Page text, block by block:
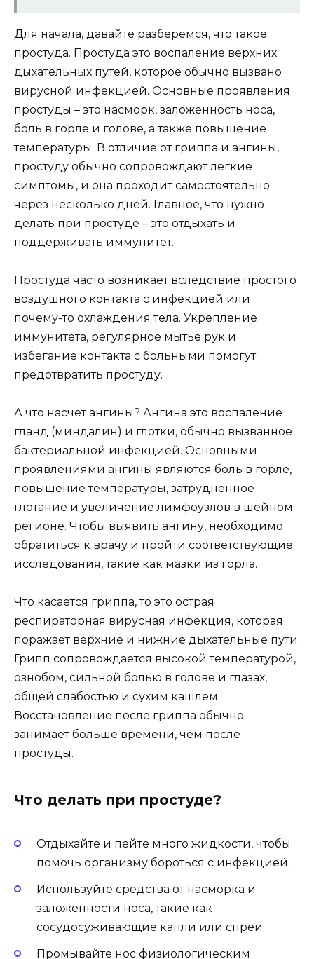
Для начала, давайте разберемся, что такое
простуда. Простуда это воспаление верхних
дыхательных путей, которое обычно вызвано
вирусной инфекцией. Основные проявления
простуды – это насморк, заложенность носа,
боль в горле и голове, а также повышение
температуры. В отличие от гриппа и ангины,
простуду обычно сопровождают легкие
симптомы, и она проходит самостоятельно
через несколько дней. Главное, что нужно
делать при простуде – это отдыхать и
поддерживать иммунитет.
Простуда часто возникает вследствие простого
воздушного контакта с инфекцией или
почему-то охлаждения тела. Укрепление
иммунитета, регулярное мытье рук и
избегание контакта с больными помогут
предотвратить простуду.
А что насчет ангины? Ангина это воспаление
гланд (миндалин) и глотки, обычно вызванное
бактериальной инфекцией. Основными
проявлениями ангины являются боль в горле,
повышение температуры, затрудненное
глотание и увеличение лимфоузлов в шейном
регионе. Чтобы выявить ангину, необходимо
обратиться к врачу и пройти соответствующие
исследования, такие как мазки из горла.
Что касается гриппа, то это острая
респираторная вирусная инфекция, которая
поражает верхние и нижние дыхательные пути.
Грипп сопровождается высокой температурой,
ознобом, сильной болью в голове и глазах,
общей слабостью и сухим кашлем.
Восстановление после гриппа обычно
занимает больше времени, чем после
простуды.
Что делать при простуде?
Отдыхайте и пейте много жидкости, чтобы
помочь организму бороться с инфекцией.
Используйте средства от насморка и
заложенности носа, такие как
сосудосуживающие капли или спреи.
Промывайте нос физиологическим